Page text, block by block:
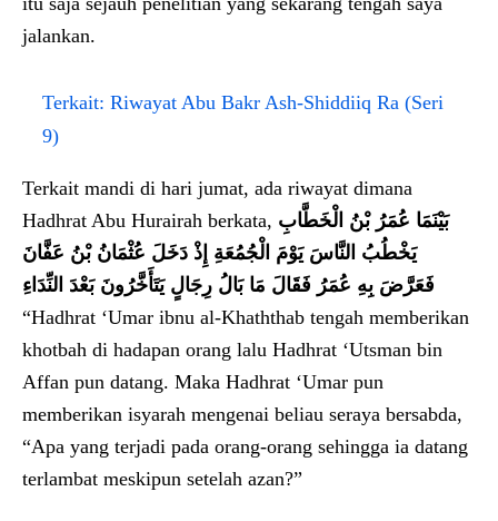
jalankan.
Terkait: Riwayat Abu Bakr Ash-Shiddiiq Ra (Seri
9)
Terkait mandi di hari jumat, ada riwayat dimana
Hadhrat Abu Hurairah berkata, بَيْنَمَا عُمَرُ بْنُ الْخَطَّابِ
يَخْطُبُ النَّاسَ يَوْمَ الْجُمُعَةِ إِذْ دَخَلَ عُثْمَانُ بْنُ عَفَّانَ
فَعَرَّضَ بِهِ عُمَرُ فَقَالَ مَا بَالُ رِجَالٍ يَتَأَخَّرُونَ بَعْدَ النِّدَاءِ
“Hadhrat ‘Umar ibnu al-Khaththab tengah memberikan
khotbah di hadapan orang lalu Hadhrat ‘Utsman bin
Affan pun datang. Maka Hadhrat ‘Umar pun
memberikan isyarah mengenai beliau seraya bersabda,
“Apa yang terjadi pada orang-orang sehingga ia datang
terlambat meskipun setelah azan?”